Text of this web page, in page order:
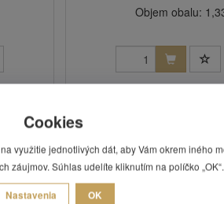
Objem obalu:
0,29 €
Cookies
na využitie jednotlivých dát, aby Vám okrem iného
záujmov. Súhlas udelíte kliknutím na políčko „OK“.
Nastavenia OK